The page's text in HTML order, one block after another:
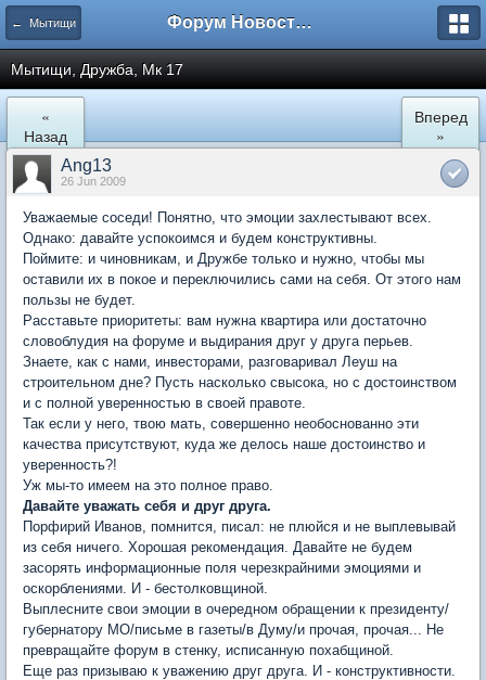
← Мытищи Форум Новостройки
Мытищи, Дружба, Мк 17
«
Назад
Вперед
»
Ang13
26 Jun 2009
Уважаемые соседи! Понятно, что эмоции захлестывают всех.
Однако: давайте успокоимся и будем конструктивны.
Поймите: и чиновникам, и Дружбе только и нужно, чтобы мы
оставили их в покое и переключились сами на себя. От этого нам
пользы не будет.
Расставьте приоритеты: вам нужна квартира или достаточно
словоблудия на форуме и выдирания друг у друга перьев.
Знаете, как с нами, инвесторами, разговаривал Леуш на
строительном дне? Пусть насколько свысока, но с достоинством
и с полной уверенностью в своей правоте.
Так если у него, твою мать, совершенно необоснованно эти
качества присутствуют, куда же делось наше достоинство и
уверенность?!
Уж мы-то имеем на это полное право.
Давайте уважать себя и друг друга.
Порфирий Иванов, помнится, писал: не плюйся и не выплевывай
из себя ничего. Хорошая рекомендация. Давайте не будем
засорять информационные поля черезкрайними эмоциями и
оскорблениями. И - бестолковщиной.
Выплесните свои эмоции в очередном обращении к президенту/
губернатору МО/письме в газеты/в Думу/и прочая, прочая... Не
превращайте форум в стенку, исписанную похабщиной.
Еще раз призываю к уважению друг друга. И - конструктивности.